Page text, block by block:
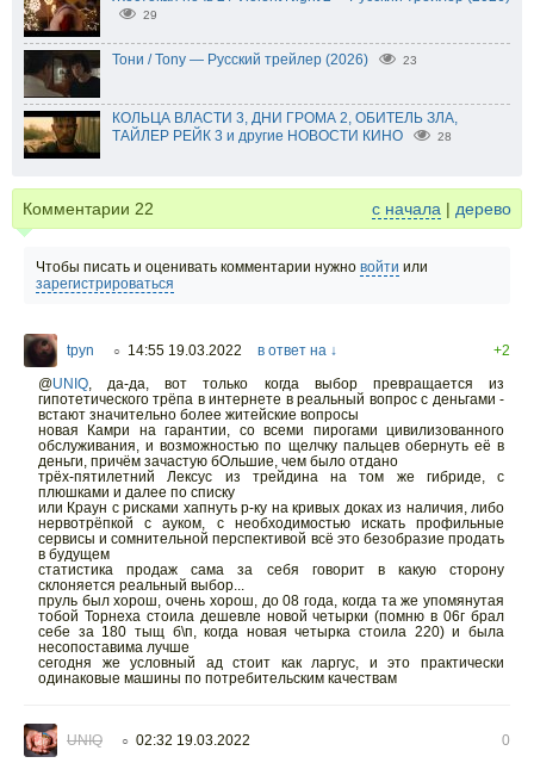
29
Тони / Tony — Русский трейлер (2026) 23
КОЛЬЦА ВЛАСТИ 3, ДНИ ГРОМА 2, ОБИТЕЛЬ ЗЛА,
ТАЙЛЕР РЕЙК 3 и другие НОВОСТИ КИНО
28
Комментарии 22 с начала | дерево
Чтобы писать и оценивать комментарии нужно войти или
зарегистрироваться
tpyn ○ 14:55 19.03.2022 в ответ на ↓
+2
@UNIQ, да-да, вот только когда выбор превращается из
гипотетического трёпа в интернете в реальный вопрос с деньгами -
встают значительно более житейские вопросы
новая Камри на гарантии, со всеми пирогами цивилизованного
обслуживания, и возможностью по щелчку пальцев обернуть её в
деньги, причём зачастую бОльшие, чем было отдано
трёх-пятилетний Лексус из трейдина на том же гибриде, с
плюшками и далее по списку
или Краун с рисками хапнуть р-ку на кривых доках из наличия, либо
нервотрёпкой с ауком, с необходимостью искать профильные
сервисы и сомнительной перспективой всё это безобразие продать
в будущем
статистика продаж сама за себя говорит в какую сторону
склоняется реальный выбор...
пруль был хорош, очень хорош, до 08 года, когда та же упомянутая
тобой Торнеха стоила дешевле новой четырки (помню в 06г брал
себе за 180 тыщ б\п, когда новая четырка стоила 220) и была
несопоставима лучше
сегодня же условный ад стоит как ларгус, и это практически
одинаковые машины по потребительским качествам
UNIQ ○ 02:32 19.03.2022
0